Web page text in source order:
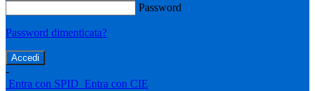
Password
Password dimenticata?
-
Entra con SPID Entra con CIE